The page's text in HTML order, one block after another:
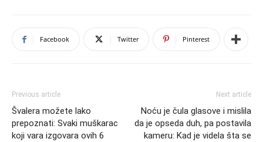
Facebook Twitter Pinterest
Previous article
Švalera možete lako
prepoznati: Svaki muškarac
koji vara izgovara ovih 6
Next article
Noću je čula glasove i mislila
da je opseda duh, pa postavila
kameru: Kad je videla šta se